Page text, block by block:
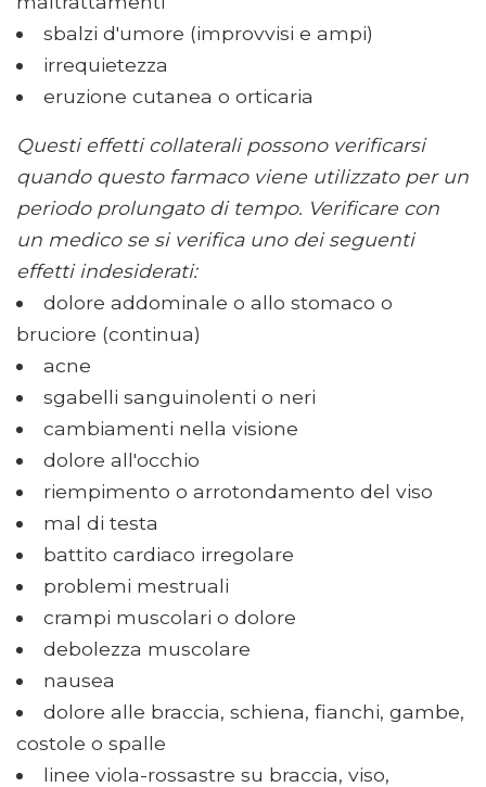
sbalzi d'umore (improvvisi e ampi)
irrequietezza
eruzione cutanea o orticaria
Questi effetti collaterali possono verificarsi
quando questo farmaco viene utilizzato per un
periodo prolungato di tempo. Verificare con
un medico se si verifica uno dei seguenti
effetti indesiderati:
dolore addominale o allo stomaco o
bruciore (continua)
acne
sgabelli sanguinolenti o neri
cambiamenti nella visione
dolore all'occhio
riempimento o arrotondamento del viso
mal di testa
battito cardiaco irregolare
problemi mestruali
crampi muscolari o dolore
debolezza muscolare
nausea
dolore alle braccia, schiena, fianchi, gambe,
costole o spalle
linee viola-rossastre su braccia, viso,